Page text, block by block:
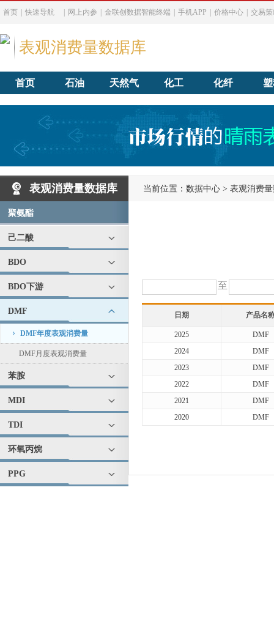
首页 快速导航 网上内参 金联创数据智能终端 手机APP 价格中心 交易
表观消费量数据库
首页 石油 天然气 化工 化纤
表观消费量数据库
聚氨酯
己二酸
BDO
BDO下游
DMF
DMF年度表观消费量
DMF月度表观消费量
苯胺
MDI
TDI
环氧丙烷
PPG
当前位置： 数据中心 > 表观消费
至
日期 产品名
2025
DMF
2024
DMF
2023
DMF
2022
DMF
2021
DMF
2020
DMF